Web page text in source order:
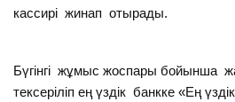
кассирі жинап отырады.
Бүгінгі жұмыс жоспары бойынша
тексеріліп ең үздік банкке «Ең